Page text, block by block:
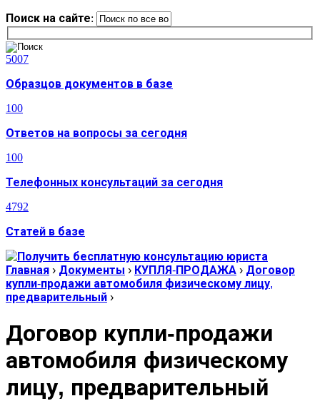
Поиск на сайте:
5007
Образцов документов в базе
100
Ответов на вопросы за сегодня
100
Телефонных консультаций за сегодня
4792
Статей в базе
Главная › Документы › КУПЛЯ-ПРОДАЖА › Договор
купли-продажи автомобиля физическому лицу,
предварительный ›
Договор купли-продажи
автомобиля физическому
лицу, предварительный